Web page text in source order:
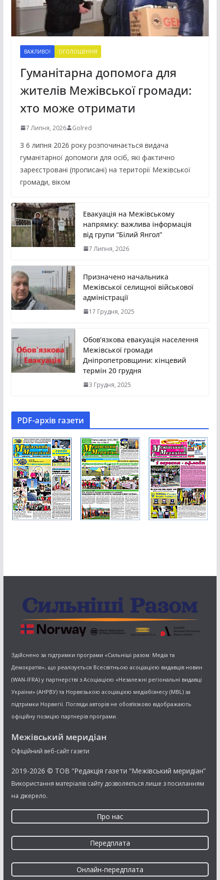
ВАЖЛИВО! ОГОЛОШЕННЯ
Гуманітарна допомога для
жителів Межівської громади:
хто може отримати
7 Липня, 2026 Golred
З 6 липня 2026 року розпочинається видача
гуманітарної допомоги для осіб, які фактично
зареєстровані (прописані) на території Межівської
громади, віком
Евакуація на Межівському
напрямку: важлива інформація
від групи “Білий Янгол”
7 Липня, 2026
Призначено начальника
Межівської селищної військової
адміністрації
17 Грудня, 2025
Обов’язкова евакуація населення
Межівської громади
Дніпропетровщини: кінцевий
термін 20 грудня
3 Грудня, 2025
PDF-aрхів газети
Здійснено за підтримки програми «Сильніші разом: Медіа та
Демократія», що реалізується Всесвітньою асоціацією видавців новин
(WAN-IFRA) у партнерстві з Асоціацією «Незалежні регіональні видавці
України» (АНРВУ) та Норвезькою асоціацією медіабізнесу (MBL) за
підтримки Норвегії. Погляди авторів не обов’язково відображають
офіційну позицію партнерів програми.
Межівський меридіан
Офіційний веб-сайт газети
2019-2026 © ТОВ “Редакція газети “Межівський меридіан”
Використання матеріалів сайту дозволяється лише з посиланням
на джерело.
Про нас
Передплата
Онлайн-передплата